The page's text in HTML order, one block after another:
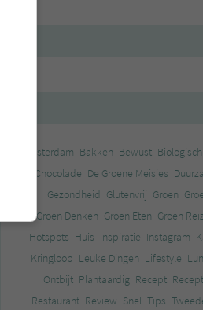
Amsterdam Bakken Bewust Biologisch
Chocolade De Groene Meisjes
Gezondheid Glutenvrij Groen
Groen Denken Groen Eten Groen
Hotspots Huis Inspiratie Instagram
Kringloop Leuke Dingen Lifestyle
Ontbijt Plantaardig Recept
Restaurant Review Snel Tips